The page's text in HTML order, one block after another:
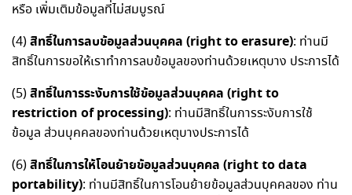
หรือ เพิ่มเติมข้อมูลที่ไม่สมบูรณ์
(4)สิทธิ์ในการลบข้อมูลส่วนบุคคล (right to erasure): ท่านมี
สิทธิ์ในการขอให้เราทำการลบข้อมูลของท่านด้วยเหตุบาง ประการได้
(5)สิทธิ์ในการระงับการใช้ข้อมูลส่วนบุคคล (right to
restriction of processing): ท่านมีสิทธิ์ในการระงับการใช้
ข้อมูล ส่วนบุคคลของท่านด้วยเหตุบางประการได้
(6)สิทธิ์ในการให้โอนย้ายข้อมูลส่วนบุคคล (right to data
portability): ท่านมีสิทธิ์ในการโอนย้ายข้อมูลส่วนบุคคลของ ท่าน